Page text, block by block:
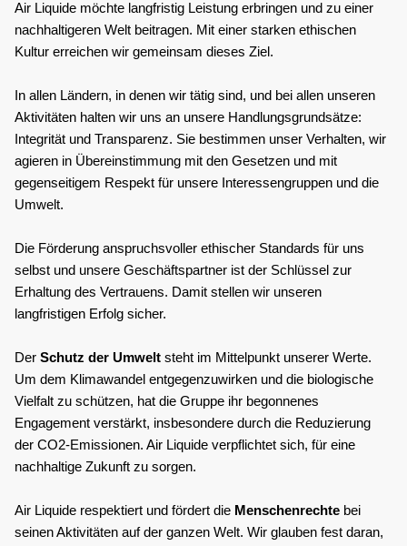
Air Liquide möchte langfristig Leistung erbringen und zu einer
nachhaltigeren Welt beitragen. Mit einer starken ethischen
Kultur erreichen wir gemeinsam dieses Ziel.
In allen Ländern, in denen wir tätig sind, und bei allen unseren
Aktivitäten halten wir uns an unsere Handlungsgrundsätze:
Integrität und Transparenz. Sie bestimmen unser Verhalten, wir
agieren in Übereinstimmung mit den Gesetzen und mit
gegenseitigem Respekt für unsere Interessengruppen und die
Umwelt.
Die Förderung anspruchsvoller ethischer Standards für uns
selbst und unsere Geschäftspartner ist der Schlüssel zur
Erhaltung des Vertrauens. Damit stellen wir unseren
langfristigen Erfolg sicher.
Der Schutz der Umwelt steht im Mittelpunkt unserer Werte.
Um dem Klimawandel entgegenzuwirken und die biologische
Vielfalt zu schützen, hat die Gruppe ihr begonnenes
Engagement verstärkt, insbesondere durch die Reduzierung
der CO2-Emissionen. Air Liquide verpflichtet sich, für eine
nachhaltige Zukunft zu sorgen.
Air Liquide respektiert und fördert die Menschenrechte bei
seinen Aktivitäten auf der ganzen Welt. Wir glauben fest daran,